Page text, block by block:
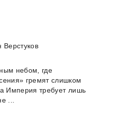
Верстуков
небом, где
гремят слишком
Империя требует лишь
...